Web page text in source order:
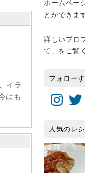
イラ
はも
ホームペー
とができま
詳しいプロ
て 」をご覧
フォロー
Instagram
Twitter
人気のレ